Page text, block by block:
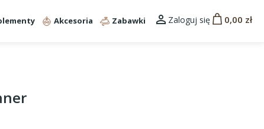
Akcesoria Zabawki  Zaloguj się 0,00 zł